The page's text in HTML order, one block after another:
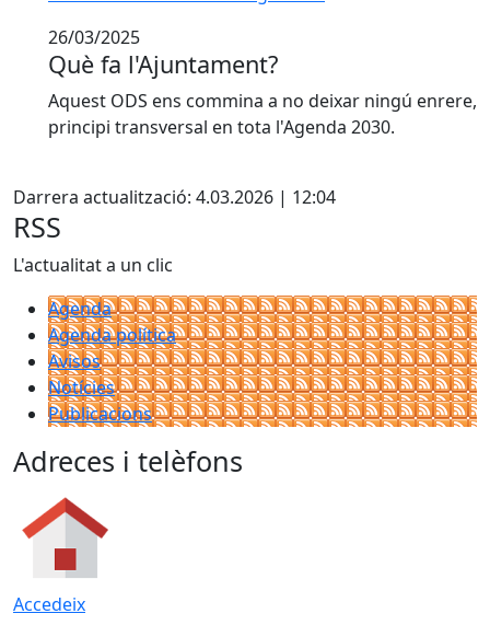
26/03/2025
Què fa l'Ajuntament?
Aquest ODS ens commina a no deixar ningú enrere,
principi transversal en tota l'Agenda 2030.
Darrera actualització: 4.03.2026 | 12:04
RSS
L'actualitat a un clic
Agenda
Agenda política
Avisos
Notícies
Publicacions
Adreces i telèfons
Accedeix